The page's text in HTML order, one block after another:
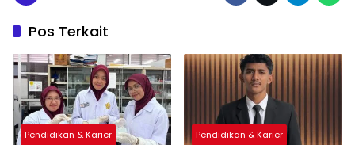
Pos Terkait
Pendidikan & Karier Pendidikan & Karier